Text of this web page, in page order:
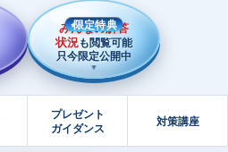
限定特典
みんなの解答
状況も閲覧可能
只今限定公開中
▼
プレゼント
ガイダンス
対策講座